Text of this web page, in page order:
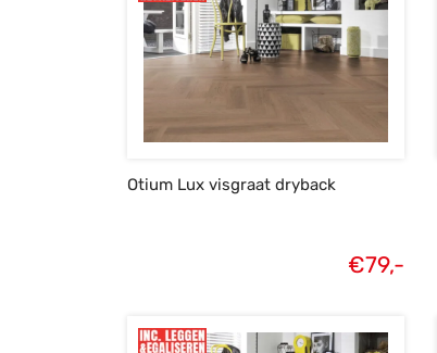
Otium Lux visgraat dryback
€79,-